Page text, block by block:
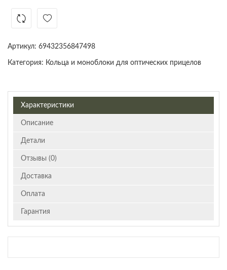
Артикул: 69432356847498
Категория: Кольца и моноблоки для оптических прицелов
Характеристики
Описание
Детали
Отзывы (0)
Доставка
Оплата
Гарантия